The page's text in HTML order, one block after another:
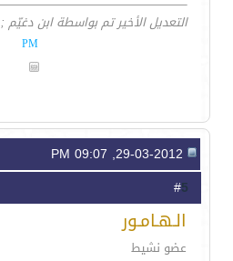
التعديل الأخير تم بواسطة ابن دغيّم ; 28-03-2012 الساعة
PM
5
الـهـامـور
عضو نشيط